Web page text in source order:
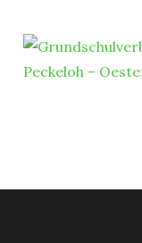
content